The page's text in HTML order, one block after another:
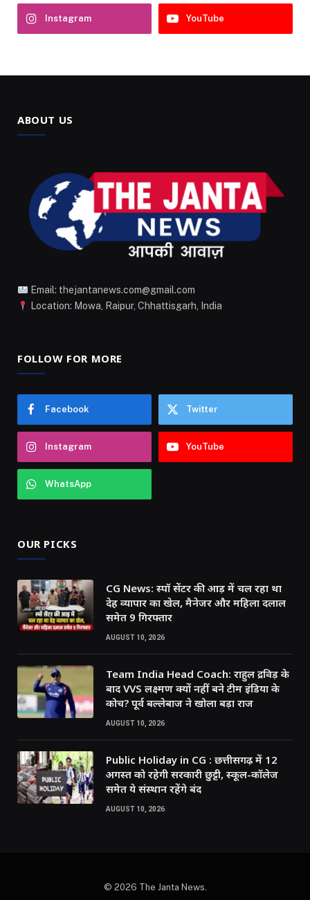
Instagram YouTube
ABOUT US
Email: thejantanews.com@gmail.com
Location: Mowa, Raipur, Chhattisgarh, India
FOLLOW FOR MORE
Facebook Twitter
Instagram YouTube
WhatsApp
OUR PICKS
CG News: स्पॉ सेंटर की आड़ में चल रहा था
देह व्यापार का खेल, मैनेजर और महिला दलाल
समेत 9 गिरफ्तार
AUGUST 10, 2026
Team India Head Coach: राहुल द्रविड़ के
बाद VVS लक्ष्मण क्यों नहीं बने टीम इंडिया के
कोच? पूर्व बल्लेबाज ने खोला बड़ा राज
AUGUST 10, 2026
Public Holiday in CG : छत्तीसगढ़ में 12
अगस्त को रहेगी सरकारी छुट्टी, स्कूल-कॉलेज
समेत ये संस्थान रहेंगे बंद
AUGUST 10, 2026
© 2026 The Janta News.